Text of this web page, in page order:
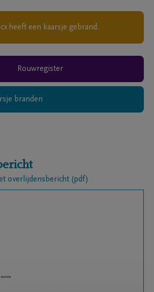
heeft een kaarsje gebrand.
Rouwregister
branden
overlijdensbericht (pdf)